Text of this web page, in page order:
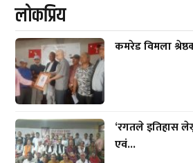
लाेकप्रिय
कमरेड विमला
‘रगतले इतिहास
एवं...